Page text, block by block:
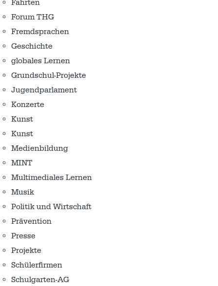
Fahrten
Forum THG
Fremdsprachen
Geschichte
globales Lernen
Grundschul-Projekte
Jugendparlament
Konzerte
Kunst
Kunst
Medienbildung
MINT
Multimediales Lernen
Musik
Politik und Wirtschaft
Prävention
Presse
Projekte
Schülerfirmen
Schulgarten-AG